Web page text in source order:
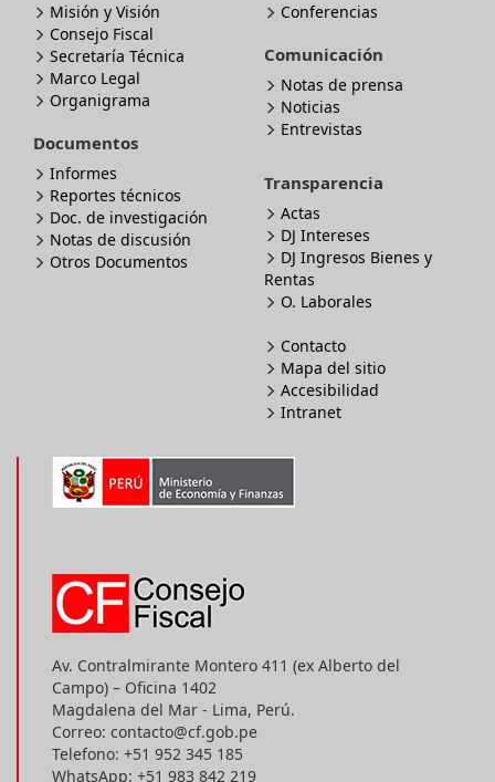
Misión y Visión
Consejo Fiscal
Secretaría Técnica
Marco Legal
Organigrama
Documentos
Informes
Reportes técnicos
Doc. de investigación
Notas de discusión
Otros Documentos
Conferencias
Comunicación
Notas de prensa
Noticias
Entrevistas
Transparencia
Actas
DJ Intereses
DJ Ingresos Bienes y
Rentas
O. Laborales
Contacto
Mapa del sitio
Accesibilidad
Intranet
Av. Contralmirante Montero 411 (ex Alberto del
Campo) – Oficina 1402
Magdalena del Mar - Lima, Perú.
Correo: contacto@cf.gob.pe
Telefono: +51 952 345 185
WhatsApp: +51 983 842 219